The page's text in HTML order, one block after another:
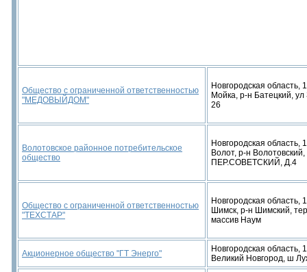
Общество с ограниченной ответственностью
"МЕДОВЫЙДОМ"
Новгородская область,
Мойка, р-н Батецкий,
26
Волотовское районное потребительское
общество
Новгородская область,
Волот, р-н
ПЕР.СОВЕТСКИЙ, Д.4
Общество с ограниченной ответственностью
"ТЕХСТАР"
Новгородская область,
Шимск, р-н Шимский,
массив Наум
Акционерное общество "ГТ Энерго"
Новгородская область,
Великий Новгород, ш